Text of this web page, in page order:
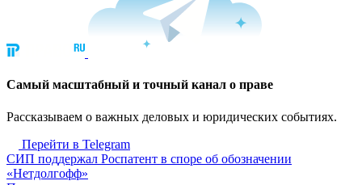
Cамый масштабный и точный канал о праве
Рассказываем о важных деловых и юридических событиях.
Перейти в Telegram
СИП поддержал Роспатент в споре об обозначении
«Нетдолгофф»